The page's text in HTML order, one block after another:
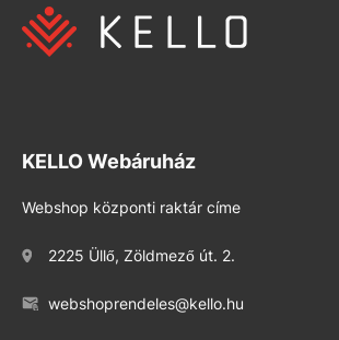
KELLO Webáruház
Webshop központi raktár címe
2225 Üllő, Zöldmező út. 2.
webshoprendeles@kello.hu